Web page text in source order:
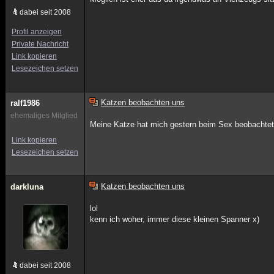
dabei seit 2008
Profil anzeigen
Private Nachricht
Link kopieren
Lesezeichen setzen
ralf1986
ehemaliges Mitglied
Link kopieren
Lesezeichen setzen
Katzen beobachten uns
Meine Katze hat mich gestern beim Sex
darkluna
dabei seit 2008
Katzen beobachten uns
lol
kenn ich woher, immer diese kleinen Spanner x)